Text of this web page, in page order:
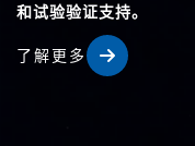
和试验验证支持。
了解更多